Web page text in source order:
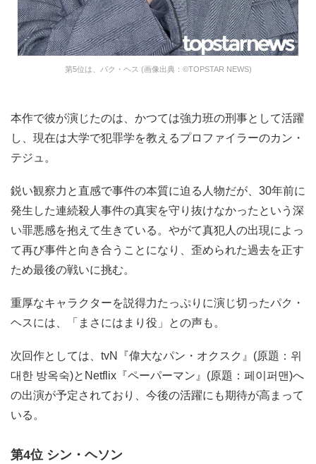
第5位は、パク・ヘス (画像出典：©TOPSTAR NEWS)
本作で彼が演じたのは、かつては強力班の刑事として活躍
し、現在は大学で犯罪学を教えるプロファイラーのカン・
テジュ。
鋭い観察力と直感で事件の本質に迫る人物だが、30年前に
発生した連続殺人事件の真実を守り抜けなかったという深
い罪悪感を抱えて生きている。やがて真犯人の出現によっ
て再び事件と向き合うことになり、歪められた過去を正す
ため最後の戦いに挑む。
重厚なキャラクターを説得力たっぷりに演じ切ったパク・
ヘスには、「まさにはまり役」との声も。
次回作としては、tvN『偉大なパン・オクスク』(原題：위
대한 방옥숙)とNetflix『ペーパーマン』(原題：페이퍼맨)へ
の出演が予定されており、今後の活躍にも期待が高まって
いる。
第4位 シン・ヘソン